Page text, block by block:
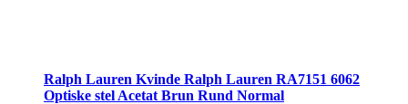
Ralph Lauren Kvinde Ralph Lauren RA7151 6062
Optiske stel Acetat Brun Rund Normal